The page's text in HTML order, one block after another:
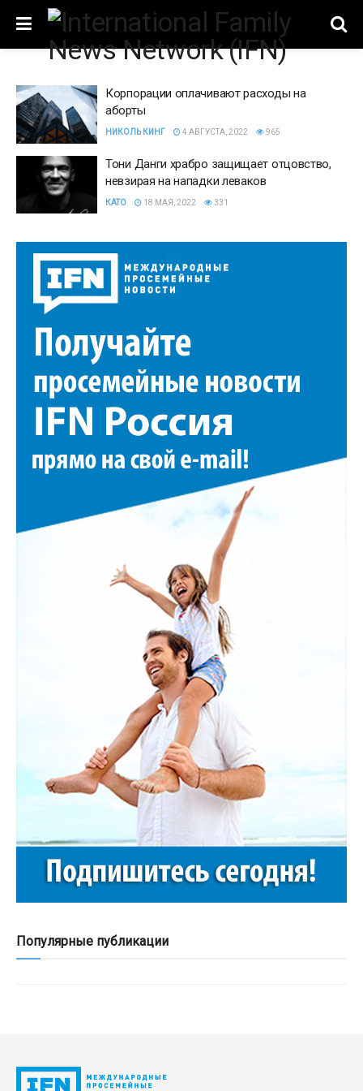
Корпорации оплачивают расходы на
аборты
НИКОЛЬ КИНГ 4 АВГУСТА, 2022 965
Тони Данги храбро защищает отцовство,
невзирая на нападки леваков
КАТО 18 МАЯ, 2022 331
Популярные публикации